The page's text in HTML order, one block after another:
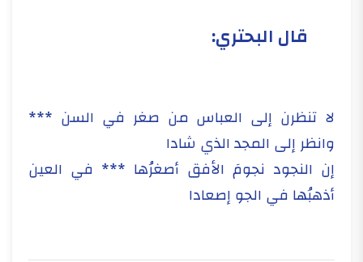
قال البحتري:
لا تنظرن إلى العباس من صغر في السن ***
وانظر إلى المجد الذي شادا
إن النجود نجومَ الأفق أصغرُها *** في العين
أذهبُها في الجو إصعادا